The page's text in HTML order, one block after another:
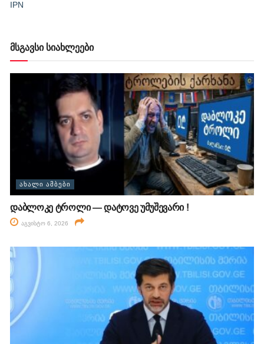
IPN
მსგავსი სიახლეები
ᲐᲮᲐᲚᲘ ᲐᲛᲑᲔᲑᲘ
დაბლოკე ტროლი — დატოვე უმუშევარი !
აგვისტო 6, 2026